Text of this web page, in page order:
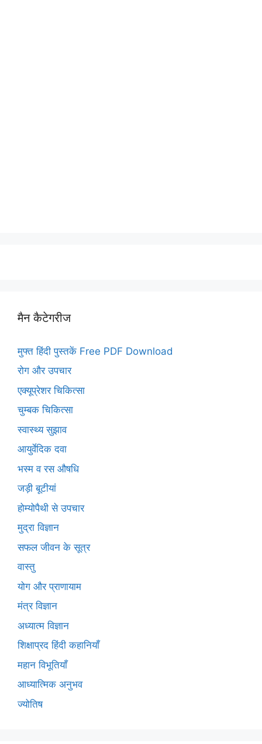
मैन कैटेगरीज
मुफ्त हिंदी पुस्तकें Free PDF Download
रोग और उपचार
एक्यूप्रेशर चिकित्सा
चुम्बक चिकित्सा
स्वास्थ्य सुझाव
आयुर्वेदिक दवा
भस्म व रस औषधि
जड़ी बूटीयां
होम्योपैथी से उपचार
मुद्रा विज्ञान
सफल जीवन के सूत्र
वास्तु
योग और प्राणायाम
मंत्र विज्ञान
अध्यात्म विज्ञान
शिक्षाप्रद हिंदी कहानियाँ
महान विभूतियाँ
आध्यात्मिक अनुभव
ज्योतिष